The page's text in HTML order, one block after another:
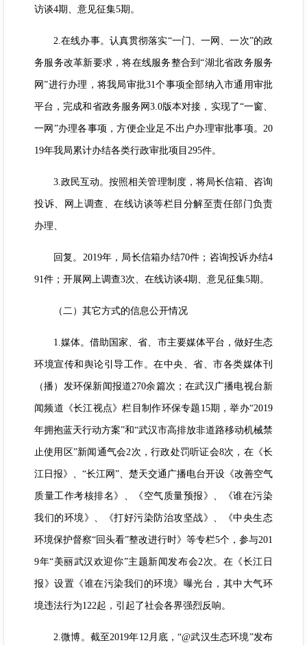
访谈4期、意见征集5期。
2.在线办事。认真贯彻落实“一门、一网、一次”的政
务服务改革新要求，将在线服务整合到“湖北省政务服务
网”进行办理，将我局审批31个事项全部纳入市通用审批
平台，完成和省政务服务网3.0版本对接，实现了“一窗、
一网”办理各事项，方便企业足不出户办理审批事项。20
19年我局累计办结各类行政审批项目295件。
3.政民互动。按照相关管理制度，将局长信箱、咨询
投诉、网上调查、在线访谈等栏目分解至责任部门负责
办理、
回复。2019年，局长信箱办结70件；咨询投诉办结4
91件；开展网上调查3次、在线访谈4期、意见征集5期。
（二）其它方式的信息公开情况
1.媒体。借助国家、省、市主要媒体平台，做好生态
环境宣传和舆论引导工作。在中央、省、市各类媒体刊
（播）发环保新闻报道270余篇次；在武汉广播电视台新
闻频道《长江视点》栏目制作环保专题15期，举办“2019
年拥抱蓝天行动方案”和“武汉市高排放非道路移动机械禁
止使用区”新闻通气会2次，行政处罚听证会8次，在《长
江日报》、“长江网”、楚天交通广播电台开设《改善空气
质量工作考核排名》、《空气质量预报》、《谁在污染
我们的环境》、《打好污染防治攻坚战》、《中央生态
环境保护督察“回头看”整改进行时》等专栏5个，参与201
9年“美丽武汉欢迎你”主题新闻发布会2次。在《长江日
报》设置《谁在污染我们的环境》曝光台，其中大气环
境违法行为122起，引起了社会各界强烈反响。
2.微博。截至2019年12月底，“@武汉生态环境”发布